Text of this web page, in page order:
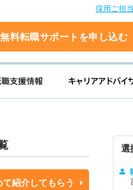
採用ご担
無料転職サポートを申し込む
事例 転職支援情報
紹介してもらう
選